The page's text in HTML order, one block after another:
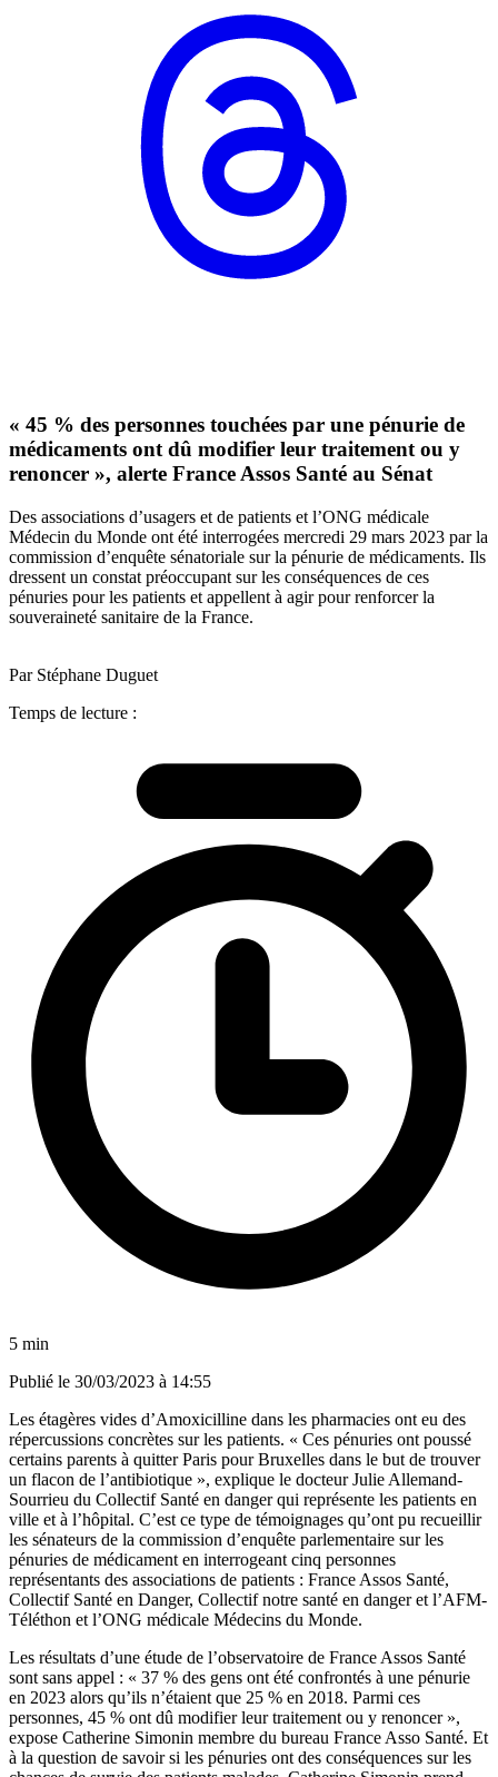
« 45 % des personnes touchées par une pénurie de
médicaments ont dû modifier leur traitement ou y
renoncer », alerte France Assos Santé au Sénat
Des associations d’usagers et de patients et l’ONG médicale
Médecin du Monde ont été interrogées mercredi 29 mars 2023 par la
commission d’enquête sénatoriale sur la pénurie de médicaments. Ils
dressent un constat préoccupant sur les conséquences de ces
pénuries pour les patients et appellent à agir pour renforcer la
souveraineté sanitaire de la France.
Par Stéphane Duguet
Temps de lecture :
5 min
Publié le 30/03/2023 à 14:55
Les étagères vides d’Amoxicilline dans les pharmacies ont eu des
répercussions concrètes sur les patients. « Ces pénuries ont poussé
certains parents à quitter Paris pour Bruxelles dans le but de trouver
un flacon de l’antibiotique », explique le docteur Julie Allemand-
Sourrieu du Collectif Santé en danger qui représente les patients en
ville et à l’hôpital. C’est ce type de témoignages qu’ont pu recueillir
les sénateurs de la commission d’enquête parlementaire sur les
pénuries de médicament en interrogeant cinq personnes
représentants des associations de patients : France Assos Santé,
Collectif Santé en Danger, Collectif notre santé en danger et l’AFM-
Téléthon et l’ONG médicale Médecins du Monde.
Les résultats d’une étude de l’observatoire de France Assos Santé
sont sans appel : « 37 % des gens ont été confrontés à une pénurie
en 2023 alors qu’ils n’étaient que 25 % en 2018. Parmi ces
personnes, 45 % ont dû modifier leur traitement ou y renoncer »,
expose Catherine Simonin membre du bureau France Asso Santé. Et
à la question de savoir si les pénuries ont des conséquences sur les